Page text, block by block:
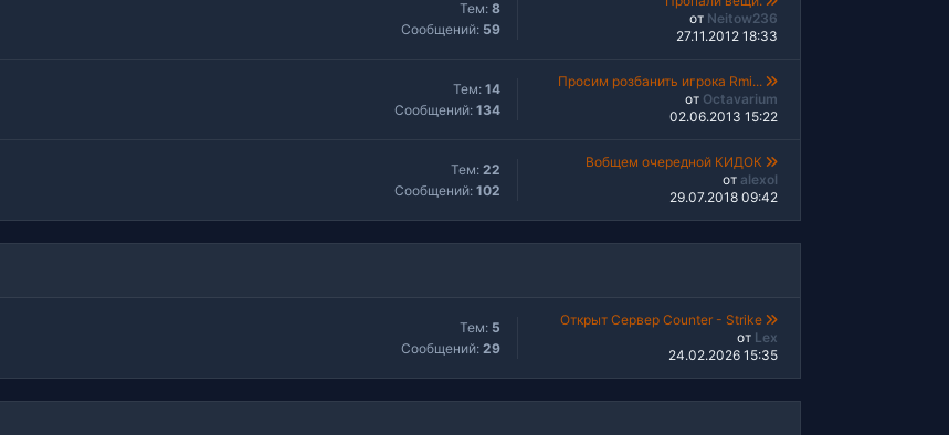
Тем: 8
Сообщений: 59
от Neitow236
27.11.2012 18:33
Тем: 14
Сообщений: 134
Просим розбанить игрока Rmi...
от Octavarium
02.06.2013 15:22
Тем: 22
Сообщений: 102
Вобщем очередной КИДОК
от alexol
29.07.2018 09:42
Тем: 5
Сообщений: 29
Открыт Сервер Counter - Strike
от Lex
24.02.2026 15:35